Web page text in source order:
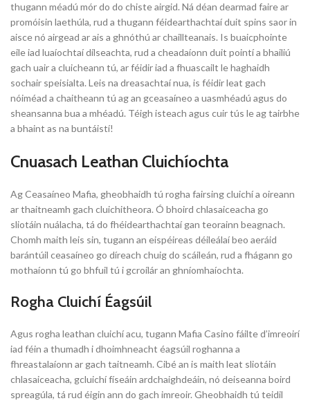
thugann méadú mór do do chiste airgid. Ná déan dearmad faire ar
promóisin laethúla, rud a thugann féidearthachtaí duit spins saor in
aisce nó airgead ar ais a ghnóthú ar chaillteanais. Is buaicphointe
eile iad luaíochtaí dílseachta, rud a cheadaíonn duit pointí a bhailiú
gach uair a cluicheann tú, ar féidir iad a fhuascailt le haghaidh
sochair speisialta. Leis na dreasachtaí nua, is féidir leat gach
nóiméad a chaitheann tú ag an gceasaíneo a uasmhéadú agus do
sheansanna bua a mhéadú. Téigh isteach agus cuir tús le ag tairbhe
a bhaint as na buntáistí!
Cnuasach Leathan Cluichíochta
Ag Ceasaíneo Mafia, gheobhaidh tú rogha fairsing cluichí a oireann
ar thaitneamh gach cluichitheora. Ó bhoird chlasaiceacha go
sliotáin nuálacha, tá do fhéidearthachtaí gan teorainn beagnach.
Chomh maith leis sin, tugann an eispéireas déileálaí beo aeráid
barántúil ceasaíneo go díreach chuig do scáileán, rud a fhágann go
mothaíonn tú go bhfuil tú i gcroílár an ghníomhaíochta.
Rogha Cluichí Éagsúil
Agus rogha leathan cluichí acu, tugann Mafia Casino fáilte d’imreoirí
iad féin a thumadh i dhoimhneacht éagsúil roghanna a
fhreastalaíonn ar gach taitneamh. Cibé an is maith leat sliotáin
chlasaiceacha, gcluichí físeáin ardchaighdeáin, nó deiseanna boird
spreagúla, tá rud éigin ann do gach imreoir. Gheobhaidh tú teidil